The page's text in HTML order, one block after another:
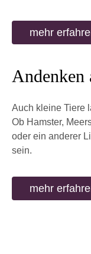
mehr
Auch kleine Tiere
Ob Hamster,
oder ein anderer
sein.
mehr